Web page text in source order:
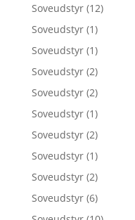
Soveudstyr (12)
Soveudstyr (1)
Soveudstyr (1)
Soveudstyr (2)
Soveudstyr (2)
Soveudstyr (1)
Soveudstyr (2)
Soveudstyr (1)
Soveudstyr (2)
Soveudstyr (6)